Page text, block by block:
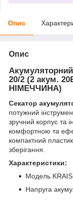
Опис
Опис
20/2 (2 акум.
НІМЕЧЧИНА)
Секатор
потужний
зручний корпус та
комфортною та
компактний
зберігання.
Характеристики:
Модель
Напруга